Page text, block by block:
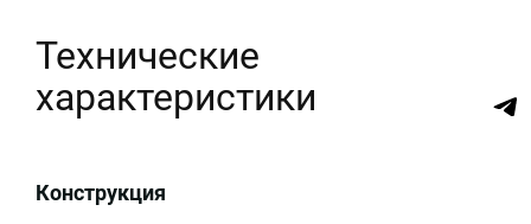
Технические
характеристики
Конструкция